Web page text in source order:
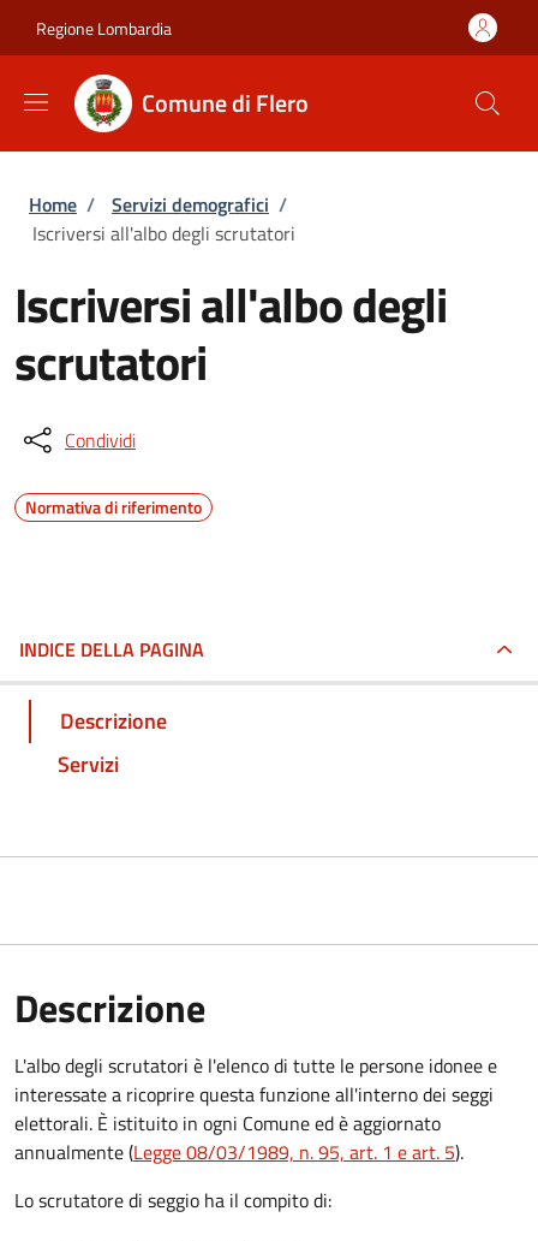
Regione Lombardia
Comune di Flero
Briciole di pane
Home / Servizi demografici /
Iscriversi all'albo degli scrutatori
Iscriversi all'albo degli
scrutatori
Condividi
Normativa di riferimento
INDICE DELLA PAGINA
Descrizione
Servizi
Descrizione
L'albo degli scrutatori è l'elenco di tutte le persone idonee e
interessate a ricoprire questa funzione all'interno dei seggi
elettorali. È istituito in ogni Comune ed è aggiornato
annualmente (Legge 08/03/1989, n. 95, art. 1 e art. 5).
Lo scrutatore di seggio ha il compito di: